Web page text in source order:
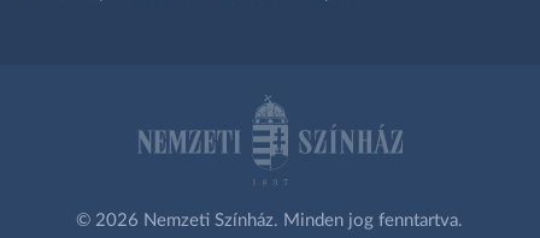
© 2026 Nemzeti Színház. Minden jog fenntartva.